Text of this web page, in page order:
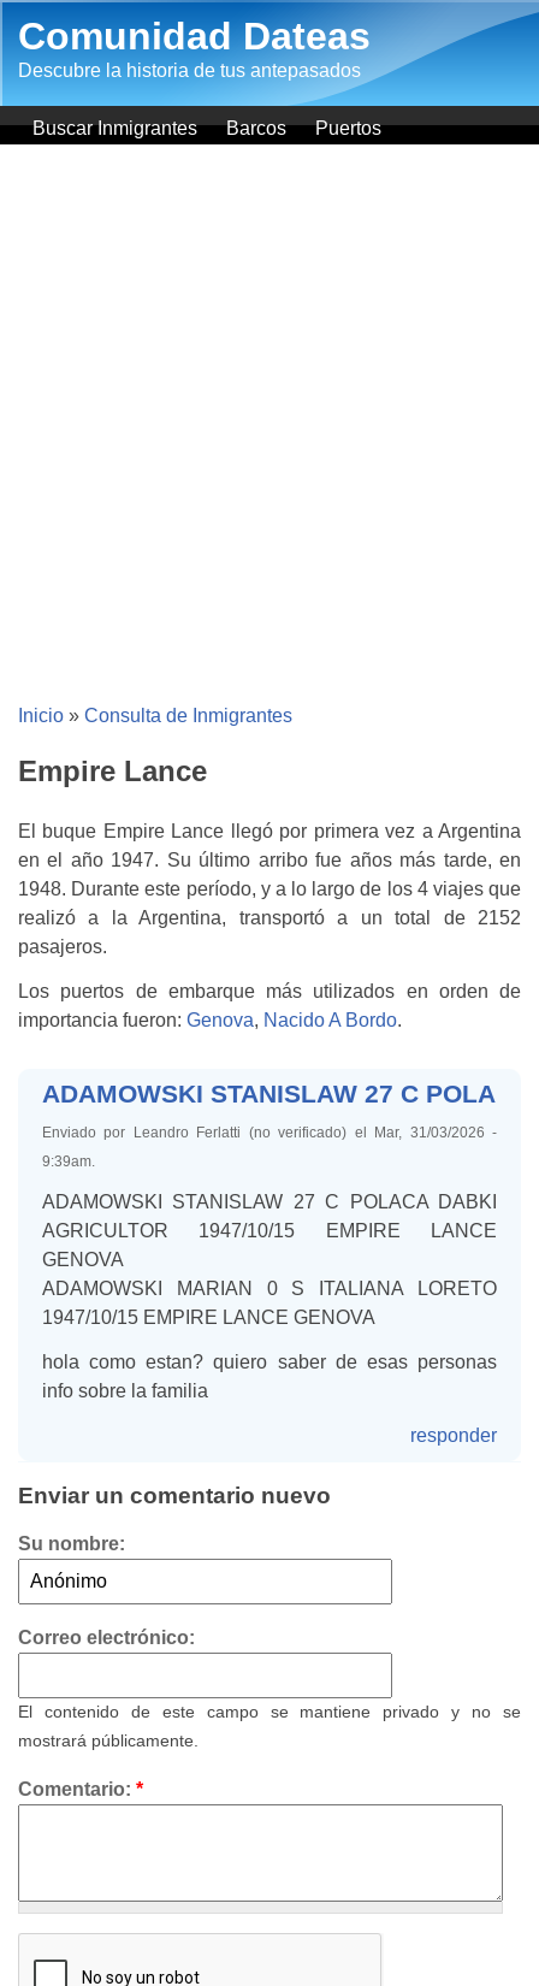
Comunidad Dateas
Descubre la historia de tus antepasados
Buscar Inmigrantes Barcos Puertos
Inicio » Consulta de Inmigrantes
Empire Lance
El buque Empire Lance llegó por primera vez a Argentina
en el año 1947. Su último arribo fue años más tarde, en
1948. Durante este período, y a lo largo de los 4 viajes que
realizó a la Argentina, transportó a un total de 2152
pasajeros.
Los puertos de embarque más utilizados en orden de
importancia fueron: Genova, Nacido A Bordo.
ADAMOWSKI STANISLAW 27 C POLA
Enviado por Leandro Ferlatti (no verificado) el Mar, 31/03/2026 -
9:39am.
ADAMOWSKI STANISLAW 27 C POLACA DABKI
AGRICULTOR 1947/10/15 EMPIRE LANCE
GENOVA
ADAMOWSKI MARIAN 0 S ITALIANA LORETO
1947/10/15 EMPIRE LANCE GENOVA
hola como estan? quiero saber de esas personas
info sobre la familia
responder
Enviar un comentario nuevo
Su nombre:
Correo electrónico:
El contenido de este campo se mantiene privado y no se
mostrará públicamente.
Comentario: *